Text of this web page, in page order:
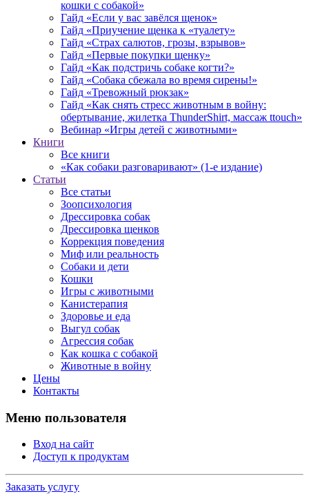
кошки с собакой»
Гайд «Если у вас завёлся щенок»
Гайд «Приучение щенка к «туалету»
Гайд «Страх салютов, грозы, взрывов»
Гайд «Первые покупки щенку»
Гайд «Как подстричь собаке когти?»
Гайд «Собака сбежала во время сирены!»
Гайд «Тревожный рюкзак»
Гайд «Как снять стресс животным в войну:
обертывание, жилетка ThunderShirt, массаж ttouch»
Вебинар «Игры детей с животными»
Книги
Все книги
«Как собаки разговаривают» (1-е издание)
Статьи
Все статьи
Зоопсихология
Дрессировка собак
Дрессировка щенков
Коррекция поведения
Миф или реальность
Собаки и дети
Кошки
Игры с животными
Канистерапия
Здоровье и еда
Выгул собак
Агрессия собак
Как кошка с собакой
Животные в войну
Цены
Контакты
Меню пользователя
Вход на сайт
Доступ к продуктам
Заказать услугу